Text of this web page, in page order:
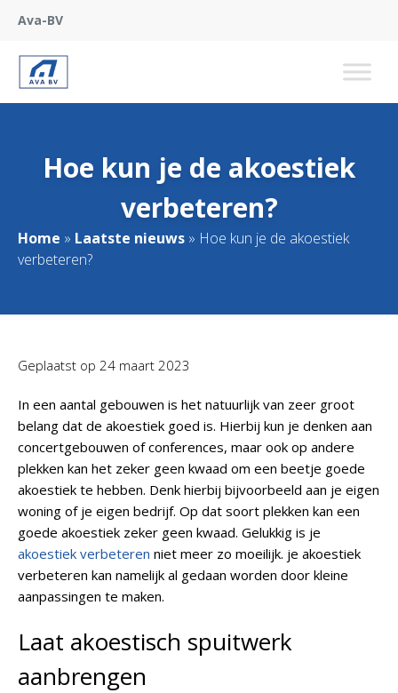
Ava-BV
Hoe kun je de akoestiek
verbeteren?
Home » Laatste nieuws » Hoe kun je de akoestiek
verbeteren?
Geplaatst op 24 maart 2023
In een aantal gebouwen is het natuurlijk van zeer groot
belang dat de akoestiek goed is. Hierbij kun je denken aan
concertgebouwen of conferences, maar ook op andere
plekken kan het zeker geen kwaad om een beetje goede
akoestiek te hebben. Denk hierbij bijvoorbeeld aan je eigen
woning of je eigen bedrijf. Op dat soort plekken kan een
goede akoestiek zeker geen kwaad. Gelukkig is je
akoestiek verbeteren niet meer zo moeilijk. je akoestiek
verbeteren kan namelijk al gedaan worden door kleine
aanpassingen te maken.
Laat akoestisch spuitwerk
aanbrengen